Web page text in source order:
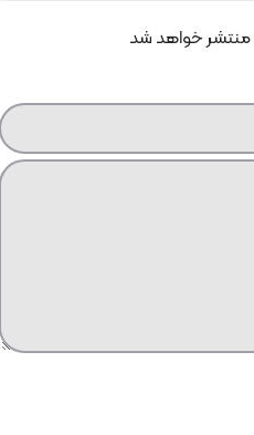
منتشر خواهد شد